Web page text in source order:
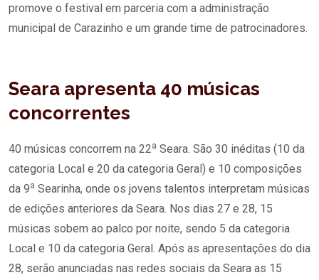
promove o festival em parceria com a administração
municipal de Carazinho e um grande time de patrocinadores.
Seara apresenta 40 músicas
concorrentes
40 músicas concorrem na 22a Seara. São 30 inéditas (10 da
categoria Local e 20 da categoria Geral) e 10 composições
da 9a Searinha, onde os jovens talentos interpretam músicas
de edições anteriores da Seara. Nos dias 27 e 28, 15
músicas sobem ao palco por noite, sendo 5 da categoria
Local e 10 da categoria Geral. Após as apresentações do dia
28, serão anunciadas nas redes sociais da Seara as 15